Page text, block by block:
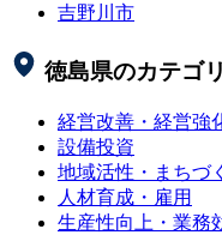
吉野川市
徳島県のカテゴ
経営改善・経営強
設備投資
地域活性・まちづ
人材育成・雇用
生産性向上・業務